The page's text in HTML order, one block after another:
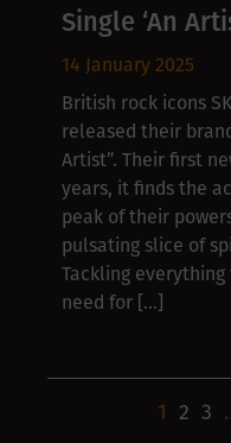
Single ‘An
14 January 2025
British rock icons
released their
Artist”. Their first
years, it finds the
peak of their
pulsating slice of
Tackling
need for […]
1 2 3